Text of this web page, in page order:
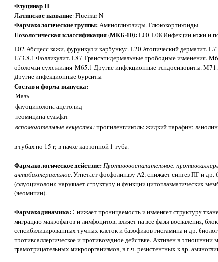
Флуцинар Н
Латинское название:Flucinar N
Фармакологические группы:Аминогликозиды. Глюкокортикоиды
Нозологическая классификация (МКБ-10):L00-L08 Инфекции кожи и
L02 Абсцесс кожи, фурункул и карбункул. L20 Атопический дерматит.
L73.8.1 Фолликулит. L87 Трансэпидермальные прободные изменения.
оболочки сухожилия. M65.1 Другие инфекционные тендосиновиты.
Другие инфекционные бурситы
Состав и форма выпуска:
Мазь
флуоцинолона ацетонид
неомицина сульфат
вспомогательные вещества:пропиленгликоль; жидкий парафин;
в тубах по 15 г; в пачке картонной 1 туба.
Фармакологическое действие: Противовоспалительное,
антибактериальное. Угнетает фосфолипазу A2, снижает синтез ПГ и др.
(флуоцинолон); нарушает структуру и функции цитоплазматических
(неомицин).
Фармакодинамика:Снижает проницаемость и изменяет структуру
миграцию макрофагов и лимфоцитов, влияет на все фазы воспаления,
сенсибилизированных тучных клеток и базофилов гистамина и др.
противоаллергическое и противозудное действие. Активен в
грамотрицательных микроорганизмов, в т.ч. резистентных к др.